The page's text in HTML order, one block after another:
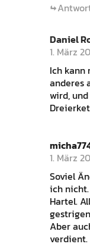
Daniel
1. März
Ich kann
anderes
wird,
1. März
Soviel
ich
Hartel.
Aber
verdient.